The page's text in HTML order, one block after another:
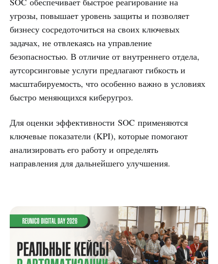
угрозы, повышает уровень защиты и позволяет
бизнесу сосредоточиться на своих ключевых
задачах, не отвлекаясь на управление
безопасностью. В отличие от внутреннего отдела,
аутсорсинговые услуги предлагают гибкость и
масштабируемость, что особенно важно в условиях
быстро меняющихся киберугроз.
Для оценки эффективности SOC применяются
ключевые показатели (KPI), которые помогают
анализировать его работу и определять
направления для дальнейшего улучшения.